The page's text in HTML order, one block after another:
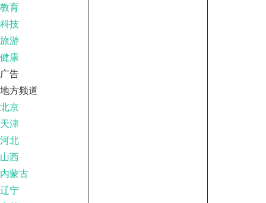
教育
科技
旅游
健康
广告
地方频道
北京
天津
河北
山西
内蒙古
辽宁